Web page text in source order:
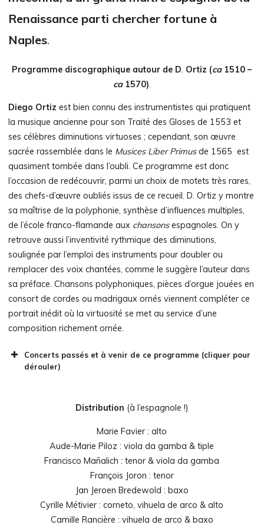
Renaissance parti chercher fortune à
Naples.
Programme discographique autour de D. Ortiz (ca1510 –
ca1570).
Diego Ortiz est bien connu des instrumentistes qui pratiquent
la musique ancienne pour son Traité des Gloses de 1553 et
ses célèbres diminutions virtuoses ; cependant, son œuvre
sacrée rassemblée dans le Musices Liber Primusde 1565 est
quasiment tombée dans l’oubli. Ce programme est donc
l’occasion de redécouvrir, parmi un choix de motets très rares,
des chefs-d’œuvre oubliés issus de ce recueil. D. Ortiz y montre
sa maîtrise de la polyphonie, synthèse d’influences multiples,
de l’école franco-flamande aux chansonsespagnoles. On y
retrouve aussi l’inventivité rythmique des diminutions,
soulignée par l’emploi des instruments pour doubler ou
remplacer des voix chantées, comme le suggère l’auteur dans
sa préface. Chansons polyphoniques, pièces d’orgue jouées en
consort de cordes ou madrigaux ornés viennent compléter ce
portrait inédit où la virtuosité se met au service d’une
composition richement ornée.
Concerts passés et à venir de ce programme (cliquer pour
dérouler)
Festival Alte Musik Knechtsteden
(Allemagne) – D. Ortiz,
Caleidoscopio
26 septembre 2025 @ 20 h 00 à
Klosterbasilika
Knechtsteden (Allemagne)
Festival Laus Polyphoniae /
AMUZ (Belgique) – D. Ortiz,
Caleidoscopio
Distribution (à l’espagnole !)
Marie Favier : alto
Aude-Marie Piloz : viola da gamba & tiple
Francisco Mañalich : tenor & viola da gamba
François Joron : tenor
Jan Jeroen Bredewold : baxo
Cyrille Métivier : corneto, vihuela de arco & alto
Camille Rancière : vihuela de arco & baxo